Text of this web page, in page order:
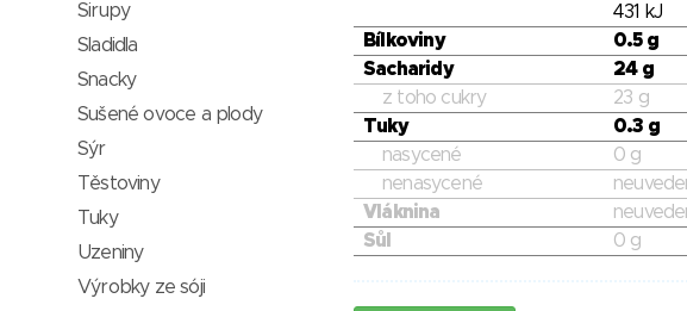
431 kJ
Bílkoviny
0.5 g
Sacharidy
24 g
z toho cukry
23 g
Tuky
0.3 g
nasycené
0 g
nenasycené
Vláknina
Sůl
0 g
Sirupy
Sladidla
Snacky
Sušené ovoce a plody
Sýr
Těstoviny
Tuky
Uzeniny
Výrobky ze sóji